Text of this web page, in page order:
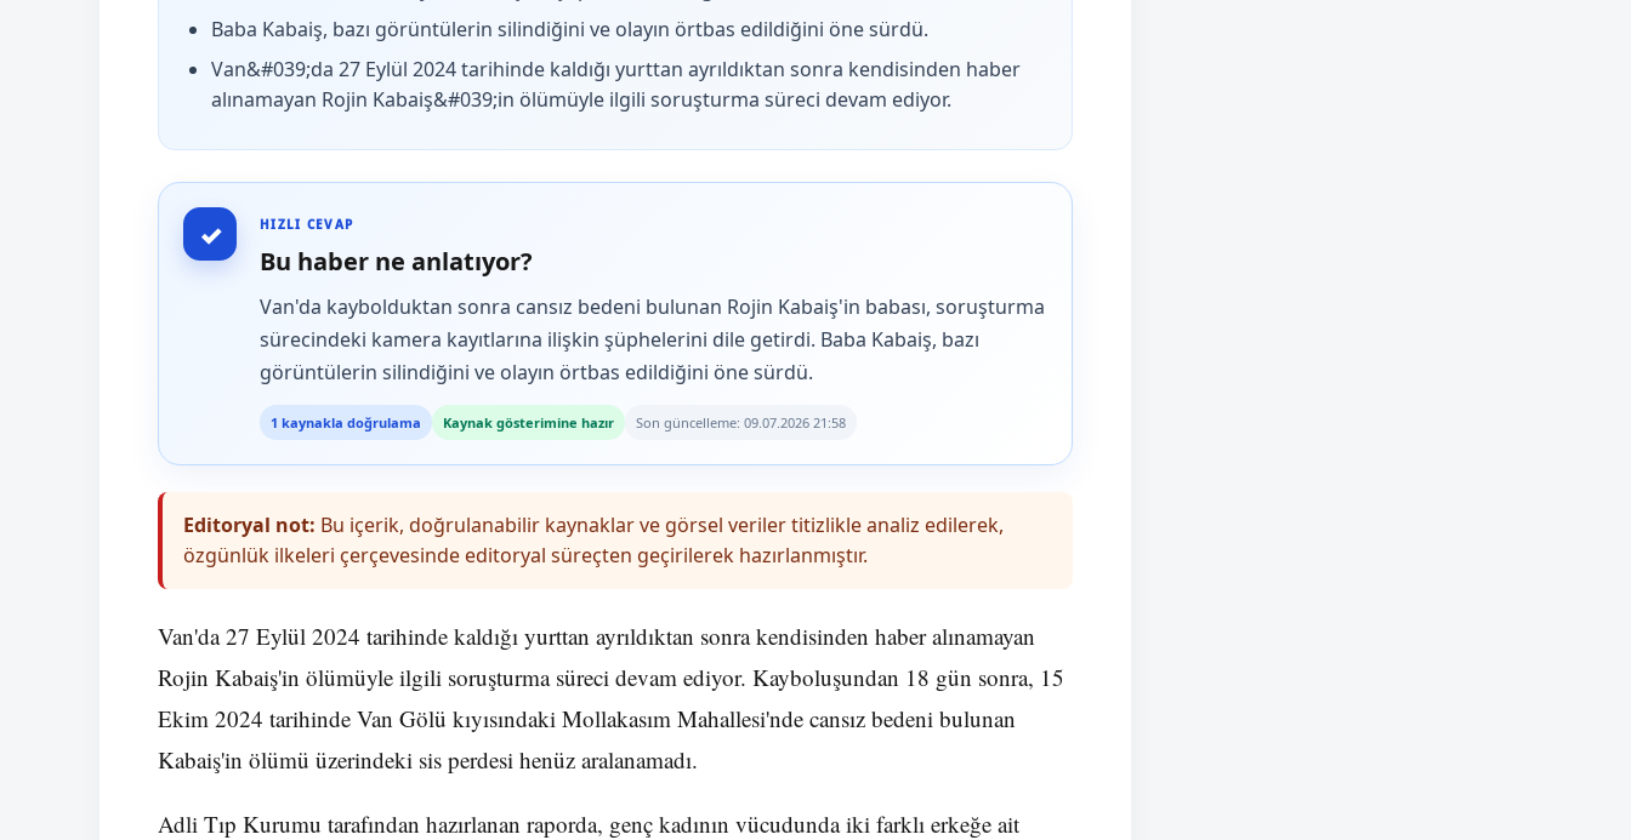
Baba Kabaiş, bazı görüntülerin silindiğini ve olayın örtbas edildiğini öne sürdü.
Van&#039;da 27 Eylül 2024 tarihinde kaldığı yurttan ayrıldıktan sonra kendisinden haber
alınamayan Rojin Kabaiş&#039;in ölümüyle ilgili soruşturma süreci devam ediyor.
✓ HIZLI CEVAP
Bu haber ne anlatıyor?
Van'da kaybolduktan sonra cansız bedeni bulunan Rojin Kabaiş'in babası, soruşturma
sürecindeki kamera kayıtlarına ilişkin şüphelerini dile getirdi. Baba Kabaiş, bazı
görüntülerin silindiğini ve olayın örtbas edildiğini öne sürdü.
1 kaynakla doğrulama Kaynak gösterimine hazır Son güncelleme: 09.07.2026 21:58
Editoryal not: Bu içerik, doğrulanabilir kaynaklar ve görsel veriler titizlikle analiz edilerek,
özgünlük ilkeleri çerçevesinde editoryal süreçten geçirilerek hazırlanmıştır.
Van'da 27 Eylül 2024 tarihinde kaldığı yurttan ayrıldıktan sonra kendisinden haber alınamayan
Rojin Kabaiş'in ölümüyle ilgili soruşturma süreci devam ediyor. Kayboluşundan 18 gün sonra, 15
Ekim 2024 tarihinde Van Gölü kıyısındaki Mollakasım Mahallesi'nde cansız bedeni bulunan
Kabaiş'in ölümü üzerindeki sis perdesi henüz aralanamadı.
Adli Tıp Kurumu tarafından hazırlanan raporda, genç kadının vücudunda iki farklı erkeğe ait